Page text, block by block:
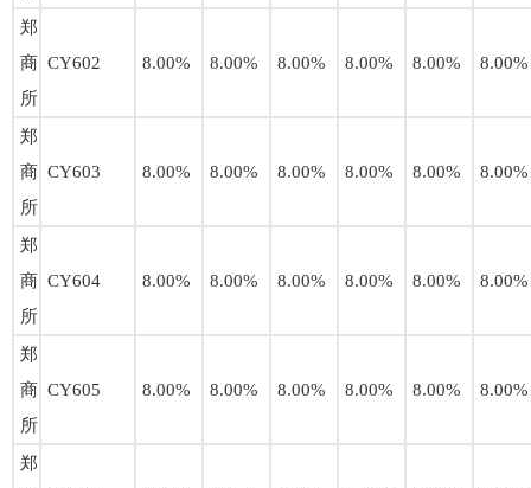
郑
商
所
CY602 8.00% 8.00% 8.00% 8.00% 8.00% 8.00%
郑
商
所
CY603 8.00% 8.00% 8.00% 8.00% 8.00% 8.00%
郑
商
所
CY604 8.00% 8.00% 8.00% 8.00% 8.00% 8.00%
郑
商
所
CY605 8.00% 8.00% 8.00% 8.00% 8.00% 8.00%
郑